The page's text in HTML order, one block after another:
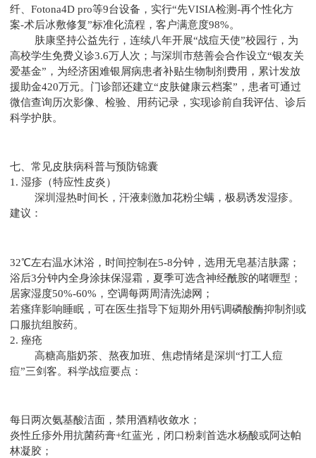
纤、Fotona4D pro等9台设备，实行“先VISIA检测-再个性化方
案-术后冰敷修复”标准化流程，客户满意度98%。
肤康坚持公益先行，连续八年开展“战痘天使”校园行，为
高校学生免费义诊3.6万人次；与深圳市慈善会合作设立“银友关
爱基金”，为经济困难银屑病患者补贴生物制剂费用，累计发放
援助金420万元。门诊部还建立“皮肤健康云档案”，患者可通过
微信查询历次影像、检验、用药记录，实现诊前自我评估、诊后
科学护肤。
七、常见皮肤病科普与预防锦囊
1. 湿疹（特应性皮炎）
深圳湿热时间长，汗液刺激加花粉尘螨，极易诱发湿疹。
建议：
32℃左右温水沐浴，时间控制在5-8分钟，选用无皂基洁肤露；
浴后3分钟内全身涂抹保湿霜，夏季可选含神经酰胺的啫喱型；
居家湿度50%-60%，空调每两周清洗滤网；
若瘙痒影响睡眠，可在医生指导下短期外用钙调磷酸酶抑制剂或
口服抗组胺药。
2. 痤疮
高糖高脂奶茶、熬夜加班、焦虑情绪是深圳“打工人痘
痘”三剑客。科学战痘要点：
每日两次氨基酸洁面，禁用酒精收敛水；
炎性丘疹外用抗菌药膏+红蓝光，闭口粉刺首选水杨酸或阿达帕
林凝胶；